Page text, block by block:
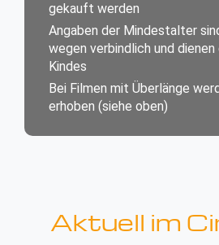
gekauft werden
Angaben der Mindestalter
wegen verbindlich und
Kindes
Bei Filmen mit Überlänge
erhoben (siehe oben)
Aktuell im